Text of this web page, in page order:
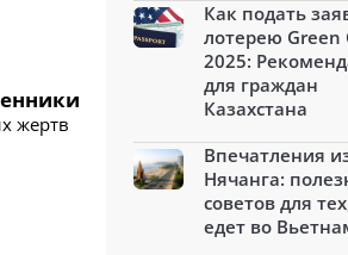
жертв
Как подать
лотерею Green
2025:
для граждан
Казахстана
Впечатления
Нячанга:
советов для
едет во